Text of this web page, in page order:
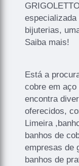
bijuterias,
Saiba mais!
Está a
cobre em
encontra
oferecidos,
Limeira
banhos de
empresas de
banhos de